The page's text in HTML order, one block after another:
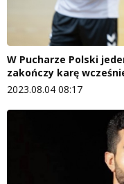
W Pucharze Polski
zakończy karę
2023.08.04 08:17